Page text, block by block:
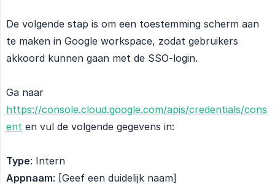
De volgende stap is om een toestemming scherm aan
te maken in Google workspace, zodat gebruikers
akkoord kunnen gaan met de SSO-login.
Ga naar
https://console.cloud.google.com/apis/credentials/cons
ent en vul de volgende gegevens in:
Type: Intern
Appnaam: [Geef een duidelijk naam]